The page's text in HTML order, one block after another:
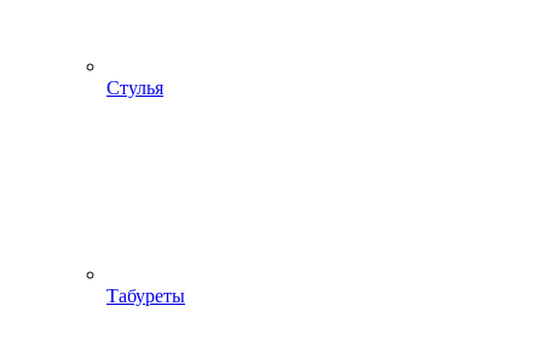
Стулья
Табуреты